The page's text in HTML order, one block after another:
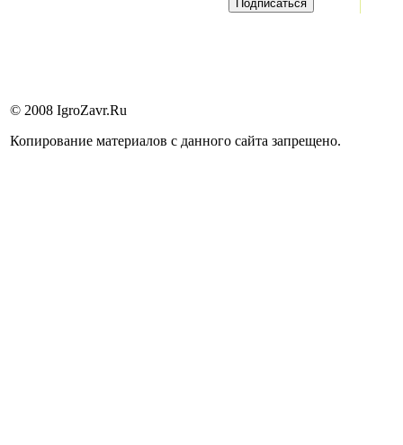
© 2008 IgroZavr.Ru
Копирование материалов с данного сайта запрещено.